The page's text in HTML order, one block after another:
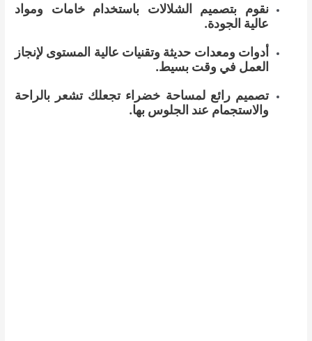
نقوم بتصميم الشلالات باستخدام خامات ومواد
عالية الجودة.
أدوات ومعدات حديثة وتقنيات عالية المستوى لإنجاز
العمل في وقت بسيط.
تصميم رائع لمساحة خضراء تجعلك تشعر بالراحة
والاستجمام عند الجلوس بها.